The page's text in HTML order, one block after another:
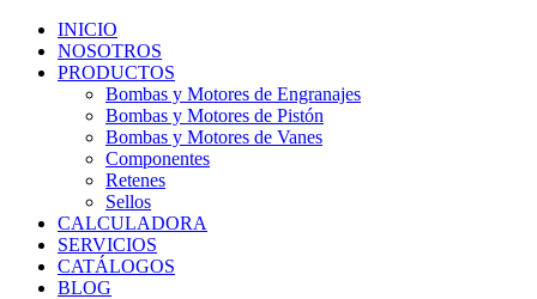
INICIO
NOSOTROS
PRODUCTOS
Bombas y Motores de Engranajes
Bombas y Motores de Pistón
Bombas y Motores de Vanes
Componentes
Retenes
Sellos
CALCULADORA
SERVICIOS
CATÁLOGOS
BLOG